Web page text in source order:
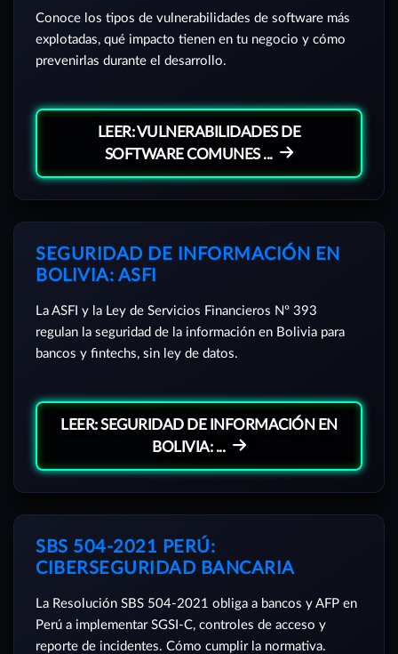
Conoce los tipos de vulnerabilidades de software más
explotadas, qué impacto tienen en tu negocio y cómo
prevenirlas durante el desarrollo.
LEER: VULNERABILIDADES DE
SOFTWARE COMUNES ...
SEGURIDAD DE INFORMACIÓN EN
BOLIVIA: ASFI
La ASFI y la Ley de Servicios Financieros Nº 393
regulan la seguridad de la información en Bolivia para
bancos y fintechs, sin ley de datos.
LEER: SEGURIDAD DE INFORMACIÓN EN
BOLIVIA: ...
SBS 504-2021 PERÚ:
CIBERSEGURIDAD BANCARIA
La Resolución SBS 504-2021 obliga a bancos y AFP en
Perú a implementar SGSI-C, controles de acceso y
reporte de incidentes. Cómo cumplir la normativa.